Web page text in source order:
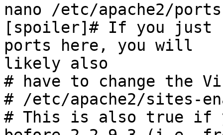
nano /etc/apache2/
[spoiler]# If you just
ports here, you will
likely also
# have to change the
# /etc/apache2/sites-
# This is also true if